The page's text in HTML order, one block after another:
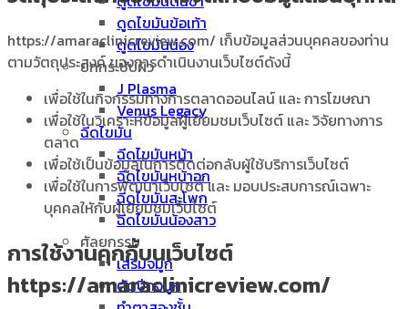
ดูดไขมันข้อเท้า
ดูดไขมันน่อง
ยกกระชับผิว
J Plasma
Venus Legacy
ฉีดไขมัน
ฉีดไขมันหน้า
ฉีดไขมันหน้าอก
ฉีดไขมันสะโพก
ฉีดไขมันน้องสาว
ศัลยกรรม
เสริมจมูก
ตัดปีกจมูก
https://amaraclinicreview.com/ เก็บข้อมูลส่วนบุคคลของท่าน
ตามวัตถุประสงค์ ของการดำเนินงานเว็บไซต์ดังนี้
เพื่อใช้ในกิจกรรมทางการตลาดออนไลน์ และ การโฆษณา
เพื่อใช้ในวิเคราะห์ข้อมูลผู้เยี่ยมชมเว็บไซต์ และ วิจัยทางการ
ตลาด
เพื่อใช้เป็นข้อมูลในการติดต่อกลับผู้ใช้บริการเว็บไซต์
เพื่อใช้ในการพัฒนาเว็บไซต์ และ มอบประสบการณ์เฉพาะ
บุคคลใหักับผู้เยี่ยมชมเว็บไซต์
การใช้งานคุกกี้บนเว็บไซต์
https://amaraclinicreview.com/